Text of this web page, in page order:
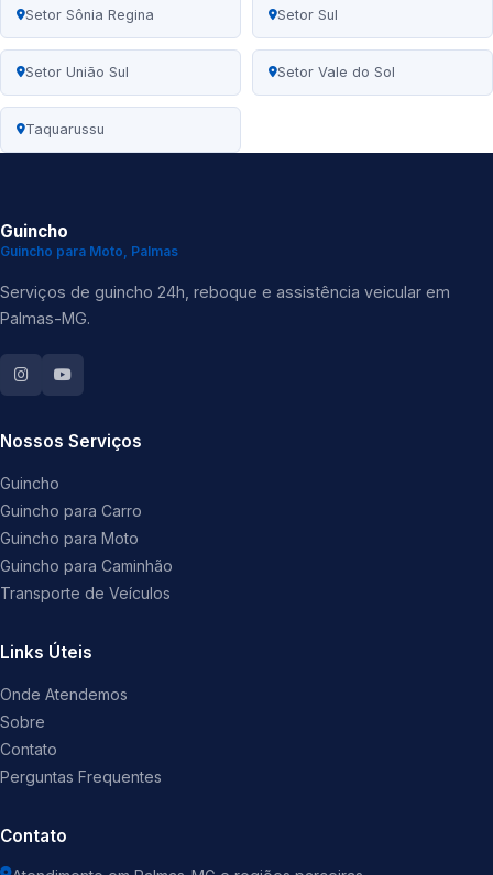
Setor Sônia Regina Setor Sul
Setor União Sul Setor Vale do Sol
Taquarussu
Guincho
Guincho para Moto, Palmas
Serviços de guincho 24h, reboque e assistência veicular em
Palmas-MG.
Nossos Serviços
Guincho
Guincho para Carro
Guincho para Moto
Guincho para Caminhão
Transporte de Veículos
Links Úteis
Onde Atendemos
Sobre
Contato
Perguntas Frequentes
Contato